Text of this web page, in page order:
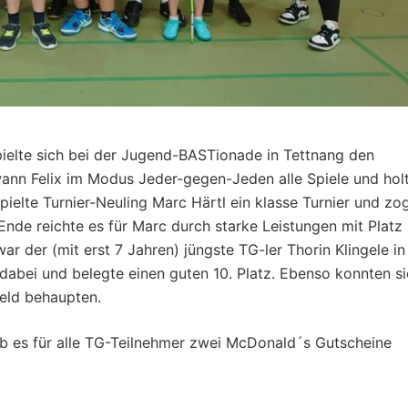
sich bei der Jugend-BASTionade in Tettnang den
Felix im Modus Jeder-gegen-Jeden alle Spiele und
Turnier-Neuling Marc Härtl ein klasse Turnier und
reichte es für Marc durch starke Leistungen mit Platz
der (mit erst 7 Jahren) jüngste TG-ler Thorin Klingele in
und belegte einen guten 10. Platz. Ebenso konnten
behaupten.
es für alle TG-Teilnehmer zwei McDonald´s Gutscheine